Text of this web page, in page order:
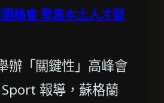
峰會 聚焦本土人才發
辦「關鍵性」高峰會
報導，蘇格蘭